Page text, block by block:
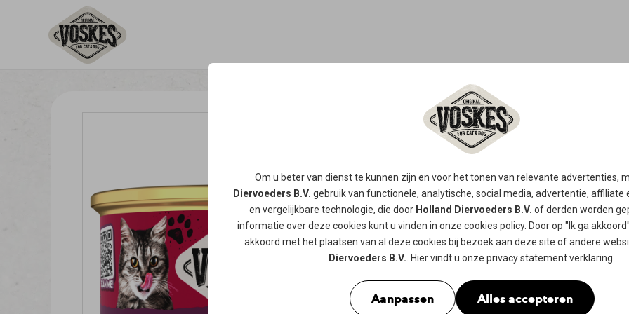
Om u beter van dienst te kunnen zijn en voor het tonen van relevante advertenties,
Diervoeders B.V. gebruik van functionele, analytische, social media, advertentie, affiliate
en vergelijkbare technologie, die door Holland Diervoeders B.V. of derden worden
informatie over deze cookies kunt u vinden in onze cookies policy. Door op "Ik ga
akkoord met het plaatsen van al deze cookies bij bezoek aan deze site of andere
Diervoeders B.V. . Hier vindt u onze privacy statementverklaring.
Aanpassen Alles accepteren
PATÉ
MET KIP &
Deze heerlijke paté traktatie op
voor elke kat !
De natuurlijke ingrediënten worden
eigenschappen goed bewaard
kip en rund, het vullen van blikjes